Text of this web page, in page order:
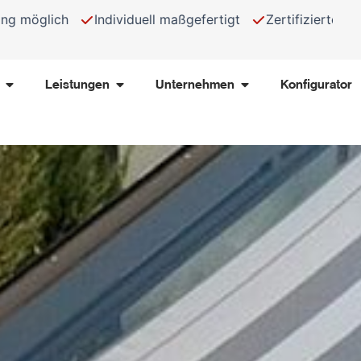
möglich Individuell maßgefertigt Zertifizierte
Öffne Produkte
Leistungen Öffne Leistungen
Unternehmen Öffne Unternehmen
Konfigurator